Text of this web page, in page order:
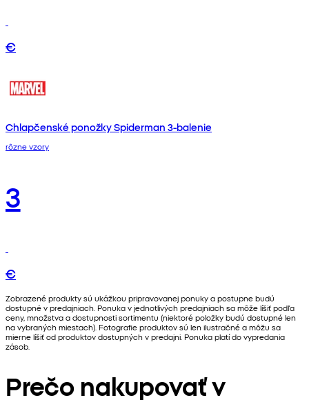
€
Chlapčenské ponožky Spiderman 3-balenie
rôzne vzory
3
€
Zobrazené produkty sú ukážkou pripravovanej ponuky a postupne budú
dostupné v predajniach. Ponuka v jednotlivých predajniach sa môže líšiť podľa
ceny, množstva a dostupnosti sortimentu (niektoré položky budú dostupné len
na vybraných miestach). Fotografie produktov sú len ilustračné a môžu sa
mierne líšiť od produktov dostupných v predajni. Ponuka platí do vypredania
zásob.
Prečo nakupovať v